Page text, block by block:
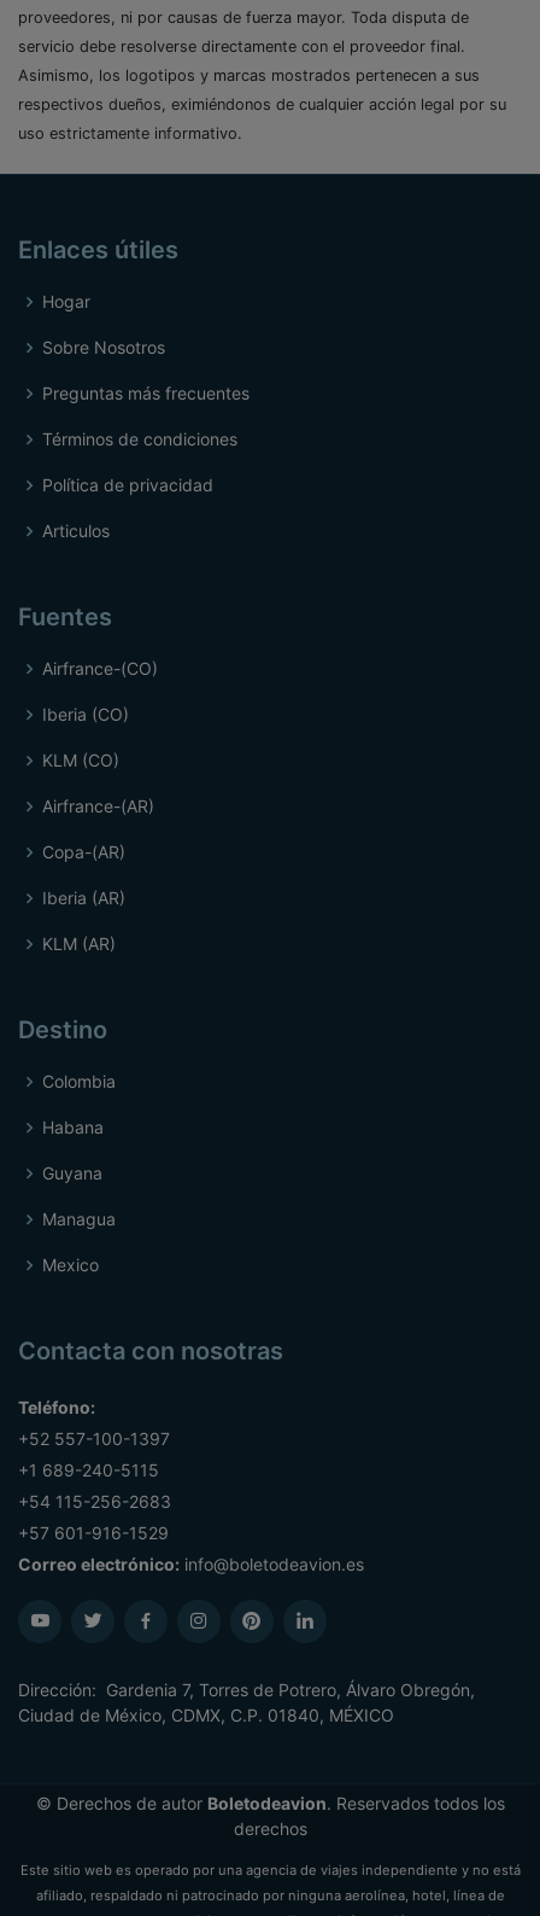
proveedores, ni por causas de fuerza mayor. Toda disputa de
servicio debe resolverse directamente con el proveedor final.
Asimismo, los logotipos y marcas mostrados pertenecen a sus
respectivos dueños, eximiéndonos de cualquier acción legal por su
uso estrictamente informativo.
Enlaces útiles
Hogar
Sobre Nosotros
Preguntas más frecuentes
Términos de condiciones
Política de privacidad
Articulos
Fuentes
Airfrance-(CO)
Iberia (CO)
KLM (CO)
Airfrance-(AR)
Copa-(AR)
Iberia (AR)
KLM (AR)
Destino
Colombia
Habana
Guyana
Managua
Mexico
Contacta con nosotras
Teléfono:
+52 557-100-1397
+1 689-240-5115
+54 115-256-2683
+57 601-916-1529
Correo electrónico: info@boletodeavion.es
Dirección: Gardenia 7, Torres de Potrero, Álvaro Obregón,
Ciudad de México, CDMX, C.P. 01840, MÉXICO
© Derechos de autor Boletodeavion. Reservados todos los
derechos
Este sitio web es operado por una agencia de viajes independiente y no está
afiliado, respaldado ni patrocinado por ninguna aerolínea, hotel, línea de